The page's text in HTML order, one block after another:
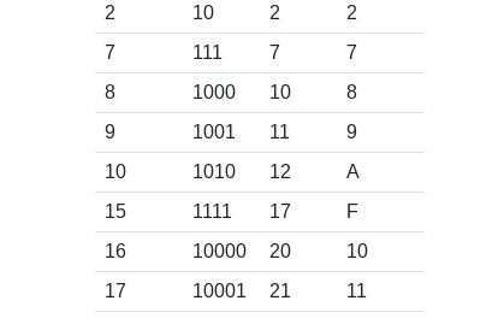
2
10 2
2
7
111 7
7
8
1000 10
8
9
1001 11
9
10
1010 12
A
15
1111 17
F
16
10000 20
10
17
10001 21 11